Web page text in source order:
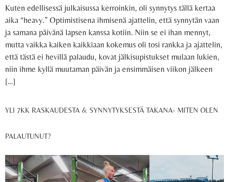
Kuten edellisessä julkaisussa kerroinkin, oli synnytys tällä kertaa
aika “heavy.” Optimistisena ihmisenä ajattelin, että synnytän vaan
ja samana päivänä lapsen kanssa kotiin. Niin se ei ihan mennyt,
mutta vaikka kaiken kaikkiaan kokemus oli tosi rankka ja ajattelin,
että tästä ei hevillä palaudu, kovat jälkisupistukset mulaan lukien,
niin ihme kyllä muutaman päivän ja ensimmäisen viikon jälkeen
[…]
YLI 7KK RASKAUDESTA & SYNNYTYKSESTÄ TAKANA- MITEN OLEN
PALAUTUNUT?